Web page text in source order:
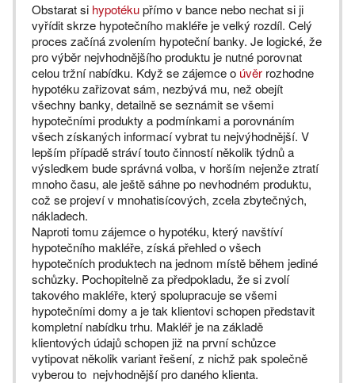
Obstarat si hypotékupřímo v bance nebo nechat si ji
vyřídit skrze hypotečního makléře je velký rozdíl. Celý
proces začíná zvolením hypoteční banky. Je logické, že
pro výběr nejvhodnějšího produktu je nutné porovnat
celou tržní nabídku. Když se zájemce o úvěr rozhodne
hypotéku zařizovat sám, nezbývá mu, než obejít
všechny banky, detailně se seznámit se všemi
hypotečními produkty a podmínkami a porovnáním
všech získaných informací vybrat tu nejvýhodnější. V
lepším případě stráví touto činností několik týdnů a
výsledkem bude správná volba, v horším nejenže ztratí
mnoho času, ale ještě sáhne po nevhodném produktu,
což se projeví v mnohatisícových, zcela zbytečných,
nákladech.
Naproti tomu zájemce o hypotéku, který navštíví
hypotečního makléře, získá přehled o všech
hypotečních produktech na jednom místě během jediné
schůzky. Pochopitelně za předpokladu, že si zvolí
takového makléře, který spolupracuje se všemi
hypotečními domy a je tak klientovi schopen představit
kompletní nabídku trhu. Makléř je na základě
klientových údajů schopen již na první schůzce
vytipovat několik variant řešení, z nichž pak společně
vyberou to nejvhodnější pro daného klienta.